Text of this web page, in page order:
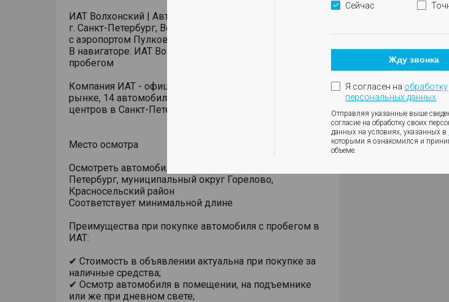
ИАТ Волхонский | Автомобили с пробегом
г. Санкт-Петербург, Волхонское шоссе, 3, стр. 1 (рядом
с аэропортом Пулково)
В навигаторе: ИАТ Волхонский | Автомобили с
пробегом
Компания ИАТ - официальный дилер более 25 лет на
рынке, 14 автомобильных брендов, 13 дилерских
центров в Санкт-Петербурге. Ждем вас в гости!
Место осмотра
Осмотреть автомобиль можно по адресу: Санкт-
Петербург, муниципальный округ Горелово,
Красносельский район
Соответствует минимальной длине
Преимущества при покупке автомобиля с пробегом в
ИАТ:
✔ Стоимость в объявлении актуальна при покупке за
наличные средства;
✔ Осмотр автомобиля в помещении, на подъемнике
или же при дневном свете;
Сейчас
Жду звонка
Я согласен на обработку
персональных данных
Отправляя указанные выше
согласие на обработку своих
данных на условиях, указанных в
которыми я ознакомился и
объеме.